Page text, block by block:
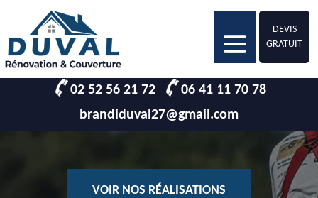
DEVIS
GRATUIT
02 52 56 21 72
06 41 11 70 78
brandiduval27@gmail.com
VOIR NOS RÉALISATIONS